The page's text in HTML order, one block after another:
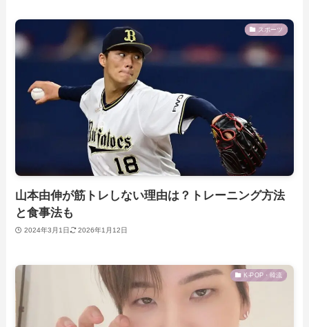
スポーツ
山本由伸が筋トレしない理由は？トレーニング方法
と食事法も
2024年3月1日 2026年1月12日
K-POP・韓流